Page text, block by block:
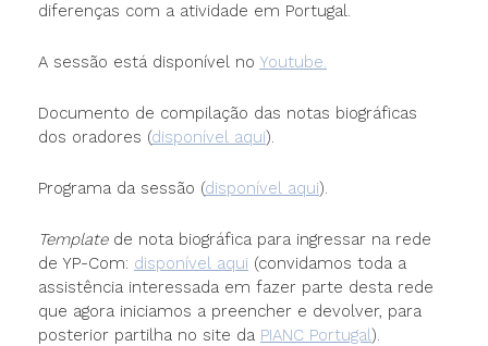
diferenças com a atividade em Portugal.
A sessão está disponível no Youtube.
Documento de compilação das notas biográficas
dos oradores (disponível aqui).
Programa da sessão (disponível aqui).
Templatede nota biográfica para ingressar na rede
de YP-Com: disponível aqui (convidamos toda a
assistência interessada em fazer parte desta rede
que agora iniciamos a preencher e devolver, para
posterior partilha no site da PIANC Portugal).